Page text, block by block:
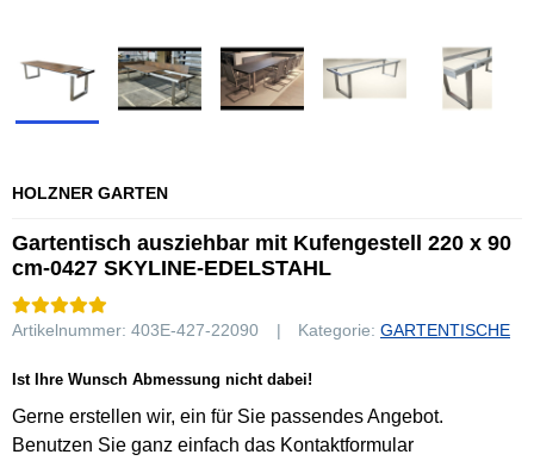
HOLZNER GARTEN
Gartentisch ausziehbar mit Kufengestell 220 x 90
cm-0427 SKYLINE-EDELSTAHL
Artikelnummer: 403E-427-22090 Kategorie: GARTENTISCHE
Ist Ihre Wunsch Abmessung nicht dabei!
Gerne erstellen wir, ein für Sie passendes Angebot.
Benutzen Sie ganz einfach das Kontaktformular